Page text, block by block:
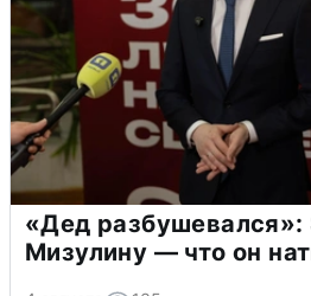
«Дед разбушевался»:
Мизулину — что он